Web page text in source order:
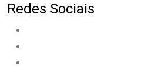
Redes Sociais